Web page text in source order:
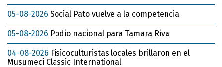
05-08-2026 Social Pato vuelve a la competencia
05-08-2026 Podio nacional para Tamara Riva
04-08-2026 Fisicoculturistas locales brillaron en el
Musumeci Classic International